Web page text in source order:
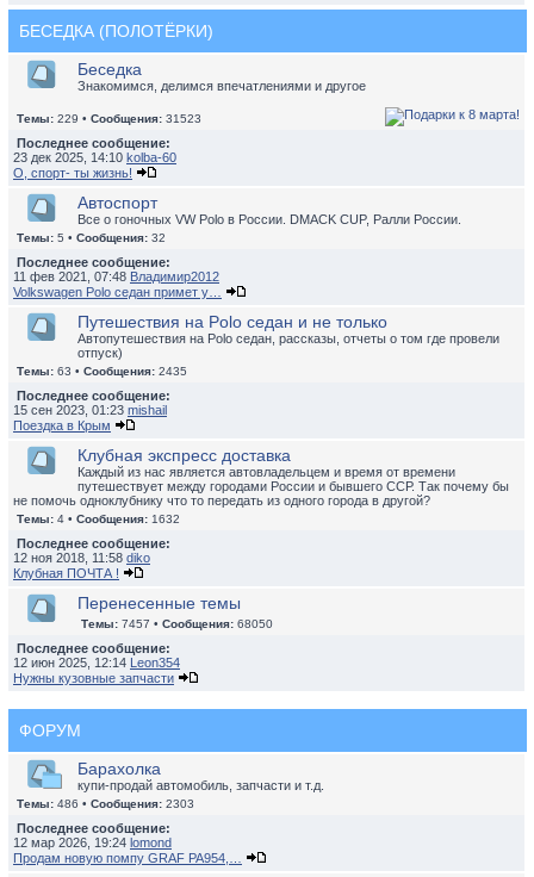
БЕСЕДКА (ПОЛОТЁРКИ)
Беседка
Знакомимся, делимся впечатлениями и другое
Темы: 229 • Сообщения: 31523
Последнее сообщение:
23 дек 2025, 14:10 kolba-60
О, спорт- ты жизнь!
Автоспорт
Все о гоночных VW Polo в России. DMACK CUP, Ралли России.
Темы: 5 • Сообщения: 32
Последнее сообщение:
11 фев 2021, 07:48 Владимир2012
Volkswagen Polo седан примет у…
Путешествия на Polo седан и не только
Автопутешествия на Polo седан, рассказы, отчеты о том где провели
отпуск)
Темы: 63 • Сообщения: 2435
Последнее сообщение:
15 сен 2023, 01:23 mishail
Поездка в Крым
Клубная экспресс доставка
Каждый из нас является автовладельцем и время от времени
путешествует между городами России и бывшего ССР. Так почему бы
не помочь одноклубнику что то передать из одного города в другой?
Темы: 4 • Сообщения: 1632
Последнее сообщение:
12 ноя 2018, 11:58 diko
Клубная ПОЧТА !
Перенесенные темы
Темы: 7457 • Сообщения: 68050
Последнее сообщение:
12 июн 2025, 12:14 Leon354
Нужны кузовные запчасти
ФОРУМ
Барахолка
купи-продай автомобиль, запчасти и т.д.
Темы: 486 • Сообщения: 2303
Последнее сообщение:
12 мар 2026, 19:24 lomond
Продам новую помпу GRAF PA954,…